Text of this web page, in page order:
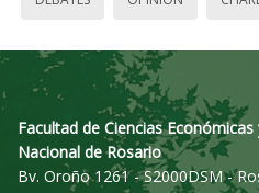
Facultad de Ciencias
Nacional de Rosario
Bv. Oroño 1261 - S2000DSM -